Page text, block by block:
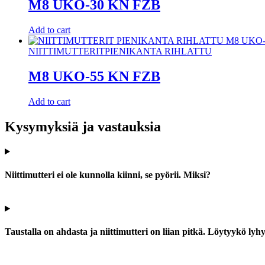
M8 UKO-30 KN FZB
Add to cart
NIITTIMUTTERITPIENIKANTA RIHLATTU
M8 UKO-55 KN FZB
Add to cart
Kysymyksiä ja vastauksia
Niittimutteri ei ole kunnolla kiinni, se pyörii. Miksi?
Taustalla on ahdasta ja niittimutteri on liian pitkä. Löytyykö